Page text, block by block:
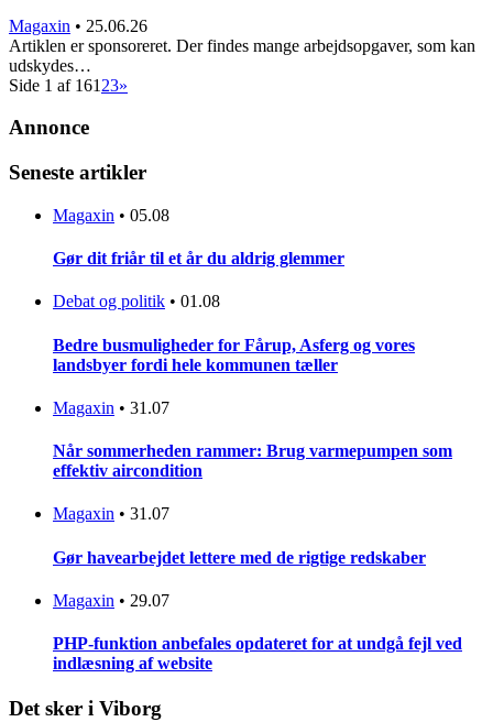
Magaxin • 25.06.26
Artiklen er sponsoreret. Der findes mange arbejdsopgaver, som kan
udskydes…
Side 1 af 161 23»
Annonce
Seneste artikler
Magaxin • 05.08
Gør dit friår til et år du aldrig glemmer
Debat og politik • 01.08
Bedre busmuligheder for Fårup, Asferg og vores
landsbyer fordi hele kommunen tæller
Magaxin • 31.07
Når sommerheden rammer: Brug varmepumpen som
effektiv aircondition
Magaxin • 31.07
Gør havearbejdet lettere med de rigtige redskaber
Magaxin • 29.07
PHP-funktion anbefales opdateret for at undgå fejl ved
indlæsning af website
Det sker i Viborg